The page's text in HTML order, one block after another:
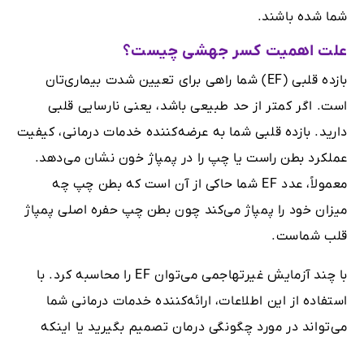
شما شده باشند.
علت اهمیت کسر جهشی چیست؟
بازده قلبی (EF) شما راهی برای تعیین شدت بیماری‌تان
است. اگر کمتر از حد طبیعی باشد، یعنی نارسایی قلبی
دارید. بازده قلبی شما به عرضه‌کننده خدمات درمانی، کیفیت
عملکرد بطن راست یا چپ را در پمپاژ خون نشان می‌دهد.
معمولاً، عدد EF شما حاکی از آن است که بطن چپ چه
میزان خود را پمپاژ می‌کند چون بطن چپ حفره اصلی پمپاژ
قلب شماست.
با چند آزمایش غیرتهاجمی می‌توان EF را محاسبه کرد. با
استفاده از این اطلاعات، ارائه‌کننده خدمات درمانی شما
می‌تواند در مورد چگونگی درمان تصمیم بگیرید یا اینکه